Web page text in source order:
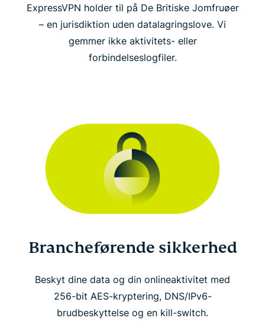
ExpressVPN holder til på De Britiske Jomfruøer
– en jurisdiktion uden datalagringslove. Vi
gemmer ikke aktivitets- eller
forbindelseslogfiler.
Brancheførende sikkerhed
Beskyt dine data og din onlineaktivitet med
256-bit AES-kryptering, DNS/IPv6-
brudbeskyttelse og en kill-switch.